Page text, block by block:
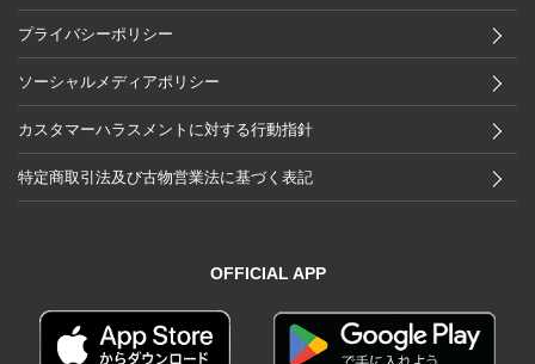
プライバシーポリシー
ソーシャルメディアポリシー
カスタマーハラスメントに対する行動指針
特定商取引法及び古物営業法に基づく表記
OFFICIAL APP